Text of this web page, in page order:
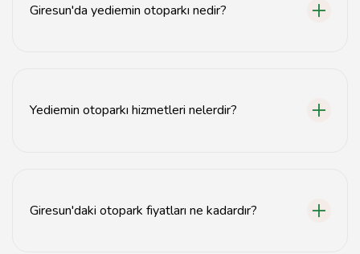
Giresun'da yediemin otoparkı nedir?
Yediemin otoparkı hizmetleri nelerdir?
Giresun'daki otopark fiyatları ne kadardır?